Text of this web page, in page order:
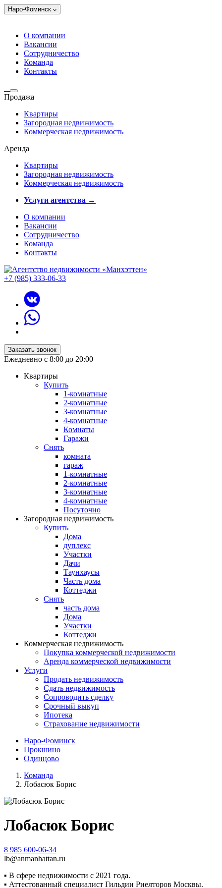
Наро-Фоминск
О компании
Вакансии
Сотрудничество
Команда
Контакты
Продажа
Квартиры
Загородная недвижимость
Коммерческая недвижимость
Аренда
Квартиры
Загородная недвижимость
Коммерческая недвижимость
Услуги агентства →
О компании
Вакансии
Сотрудничество
Команда
Контакты
+7 (985) 333-06-33
Заказать звонок
Ежедневно с 8:00 до 20:00
Квартиры
Купить
1-комнатные
2-комнатные
3-комнатные
4-комнатные
Комнаты
Гаражи
Снять
комната
гараж
1-комнатные
2-комнатные
3-комнатные
4-комнатные
Посуточно
Загородная недвижимость
Купить
Дома
дуплекс
Участки
Дачи
Таунхаусы
Часть дома
Коттеджи
Снять
часть дома
Дома
Участки
Коттеджи
Коммерческая недвижимость
Покупка коммерческой недвижимости
Аренда коммерческой недвижимости
Услуги
Продать недвижимость
Сдать недвижимость
Сопроводить сделку
Срочный выкуп
Ипотека
Страхование недвижимости
Наро-Фоминск
Прокшино
Одинцово
Команда
Лобасюк Борис
Лобасюк Борис
8 985 600-06-34
lb@anmanhattan.ru
▪ В сфере недвижимости с 2021 года.
▪ Аттестованный специалист Гильдии Риелторов Москвы.